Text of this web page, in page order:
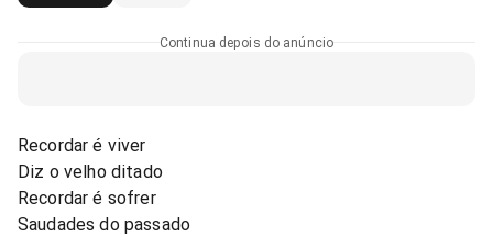
Continua depois do anúncio
Recordar é viver
Diz o velho ditado
Recordar é sofrer
Saudades do passado